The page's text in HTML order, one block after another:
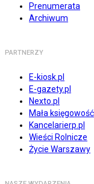
Prenumerata
Archiwum
PARTNERZY
E-kiosk.pl
E-gazety.pl
Nexto.pl
Mała księgowość
Kancelarierp.pl
Wieści Rolnicze
Życie Warszawy